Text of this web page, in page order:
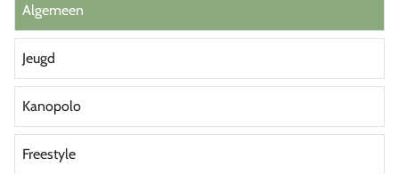
Algemeen
Jeugd
Kanopolo
Freestyle